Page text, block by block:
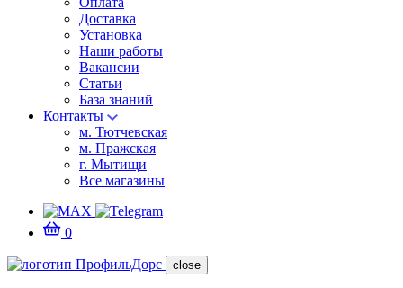
Доставка
Установка
Наши работы
Вакансии
Статьи
База знаний
Контакты
м. Тютчевская
м. Пражская
г. Мытищи
Все магазины
0
close